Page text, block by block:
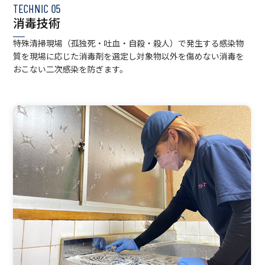
TECHNIC 05
消毒技術
特殊清掃現場（孤独死・吐血・自殺・殺人）で発生する感染物
質を現場に応じた消毒剤を選定し対象物以外を傷めない消毒を
おこない二次感染を防ぎます。